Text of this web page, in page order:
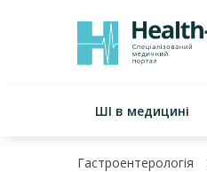
ШІ в медицині
Гастроентерологія